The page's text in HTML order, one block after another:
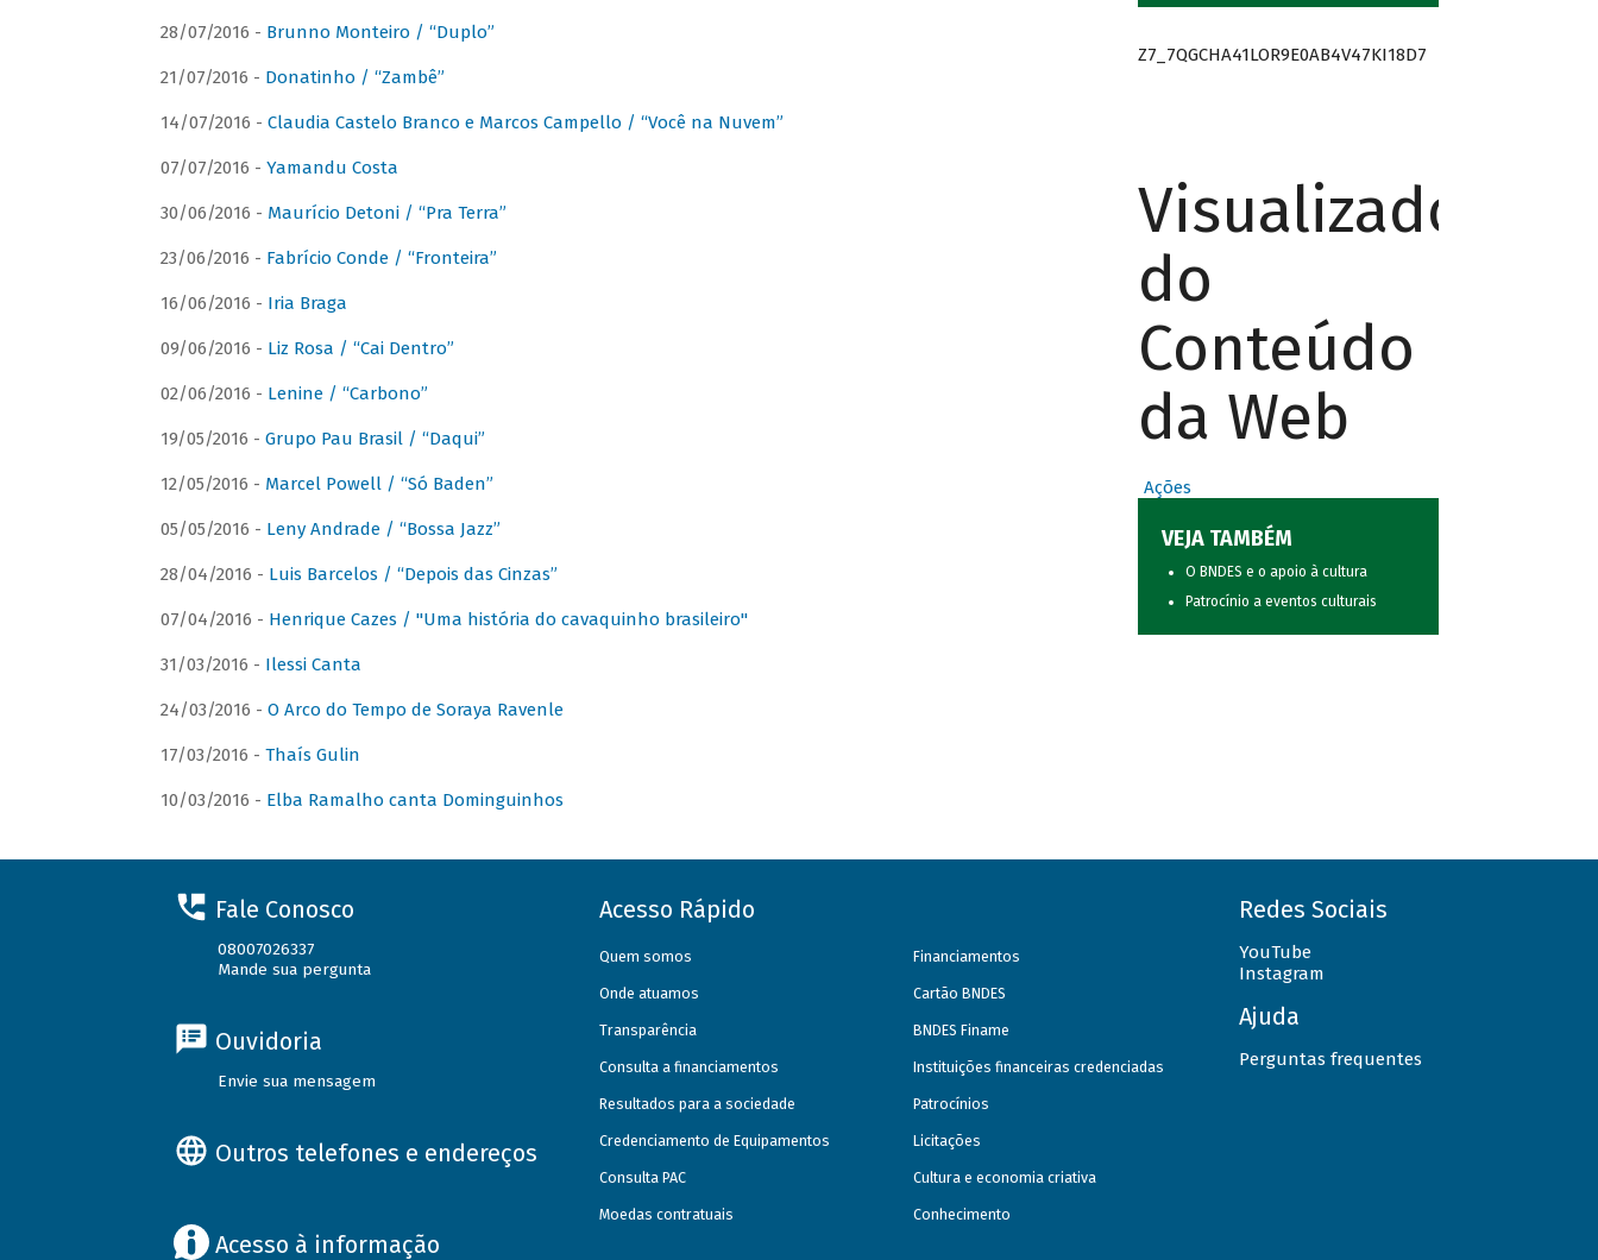
28/07/2016 - Brunno Monteiro / “Duplo”
21/07/2016 - Donatinho / “Zambê”
14/07/2016 - Claudia Castelo Branco e Marcos Campello / “Você na Nuvem”
07/07/2016 - Yamandu Costa
30/06/2016 - Maurício Detoni / “Pra Terra”
23/06/2016 - Fabrício Conde / “Fronteira”
16/06/2016 - Iria Braga
09/06/2016 - Liz Rosa / “Cai Dentro”
02/06/2016 - Lenine / “Carbono”
19/05/2016 - Grupo Pau Brasil / “Daqui”
12/05/2016 - Marcel Powell / “Só Baden”
05/05/2016 - Leny Andrade / “Bossa Jazz”
28/04/2016 - Luis Barcelos / “Depois das Cinzas”
07/04/2016 - Henrique Cazes / "Uma história do cavaquinho brasileiro"
31/03/2016 - Ilessi Canta
24/03/2016 - O Arco do Tempo de Soraya Ravenle
17/03/2016 - Thaís Gulin
10/03/2016 - Elba Ramalho canta Dominguinhos
Z7_7QGCHA41LOR9E0AB4V47KI18D7
Visualizador
do
Conteúdo
da Web
Ações
VEJA TAMBÉM
O BNDES e o apoio à cultura
Patrocínio a eventos culturais
Fale Conosco
08007026337
Mande sua pergunta
Ouvidoria
Envie sua mensagem
Outros telefones e endereços
Acesso à informação
Acesso Rápido
Quem somos
Onde atuamos
Transparência
Consulta a financiamentos
Resultados para a sociedade
Credenciamento de Equipamentos
Consulta PAC
Moedas contratuais
Financiamentos
Cartão BNDES
BNDES Finame
Instituições financeiras credenciadas
Patrocínios
Licitações
Cultura e economia criativa
Conhecimento
Redes Sociais
YouTube
Instagram
Ajuda
Perguntas frequentes